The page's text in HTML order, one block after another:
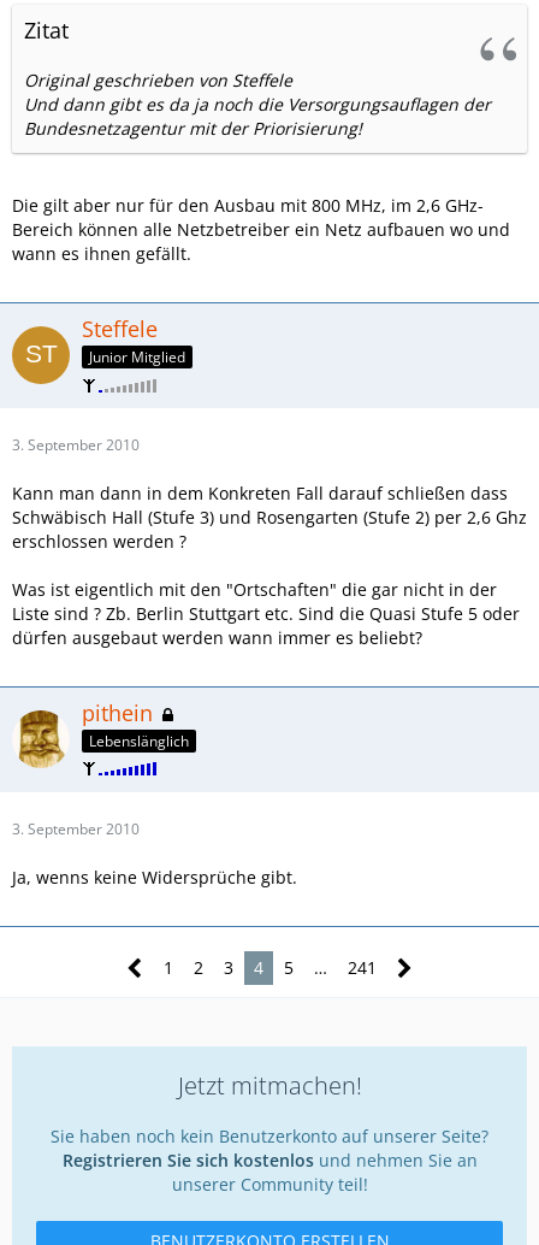
Zitat
Original geschrieben von Steffele
Und dann gibt es da ja noch die Versorgungsauflagen der
Bundesnetzagentur mit der Priorisierung!
Die gilt aber nur für den Ausbau mit 800 MHz, im 2,6 GHz-
Bereich können alle Netzbetreiber ein Netz aufbauen wo und
wann es ihnen gefällt.
Steffele
Junior Mitglied
3. September 2010
Kann man dann in dem Konkreten Fall darauf schließen dass
Schwäbisch Hall (Stufe 3) und Rosengarten (Stufe 2) per 2,6 Ghz
erschlossen werden ?
Was ist eigentlich mit den "Ortschaften" die gar nicht in der
Liste sind ? Zb. Berlin Stuttgart etc. Sind die Quasi Stufe 5 oder
dürfen ausgebaut werden wann immer es beliebt?
pithein
Lebenslänglich
3. September 2010
Ja, wenns keine Widersprüche gibt.
1 2 3 4 5 … 241
Jetzt mitmachen!
Sie haben noch kein Benutzerkonto auf unserer Seite?
Registrieren Sie sich kostenlosund nehmen Sie an
unserer Community teil!
BENUTZERKONTO ERSTELLEN